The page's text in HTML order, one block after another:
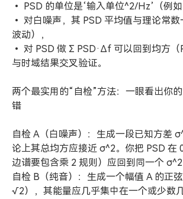
• PSD 的单位是‘输入单位^2/Hz’（例如
• 对白噪声，其 PSD 平均值与理论常
波动），
• 对 PSD 做 Σ PSD·Δf 可以回到均方
与时域结果交叉验证。
两个最实用的“自检”方法：一眼看出你
错
自检 A（白噪声）：生成一段已知方差
论上其总均方应接近 σ^2。你把 PSD 在
边谱要包含乘 2 规则）应回到同一个 σ^2
自检 B（纯音）：生成一个幅值 A 的正
√2），其能量应几乎集中在一个或少数